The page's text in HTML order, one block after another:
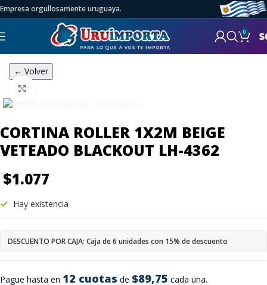
Empresa orgullosamente uruguaya.
0 $
← Volver
CORTINA ROLLER 1X2M BEIGE
VETEADO BLACKOUT LH-4362
$1.077
Pague hasta en 12 cuotas de $89,75 cada una.
Hay existencia
DESCUENTO POR CAJA: Caja de 6 unidades con 15% de descuento